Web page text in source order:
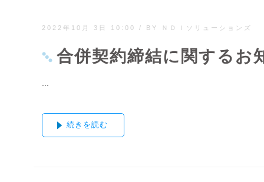
2022年10月 3日 10:00 / BY ＮＤＩソリューションズ
合併契約締結に関するお
...
続きを読む